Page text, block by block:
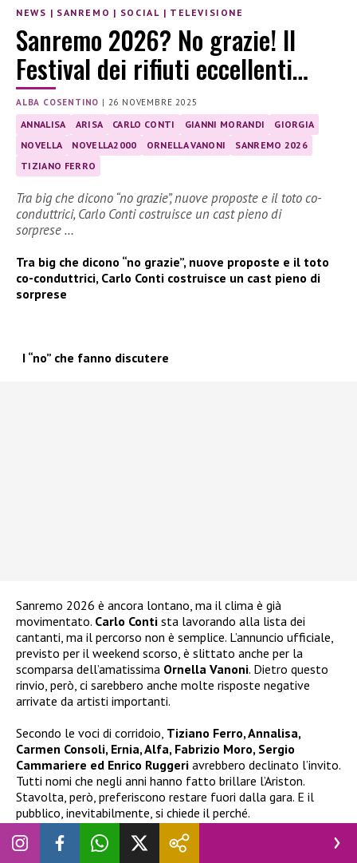
NEWS | SANREMO | SOCIAL | TELEVISIONE
Sanremo 2026? No grazie! Il
Festival dei rifiuti eccellenti…
ALBA COSENTINO | 26 NOVEMBRE 2025
ANNALISA ARISA CARLO CONTI GIANNI MORANDI
GIORGIA
NOVELLA
NOVELLA2000 ORNELLA VANONI
SANREMO 2026
TIZIANO FERRO
Tra big che dicono “no grazie”, nuove proposte e il toto co-
conduttrici, Carlo Conti costruisce un cast pieno di
sorprese …
Tra big che dicono “no grazie”, nuove proposte e il toto
co-conduttrici, Carlo Conti costruisce un cast pieno di
sorprese
I “no” che fanno discutere
Sanremo 2026 è ancora lontano, ma il clima è già
movimentato. Carlo Conti sta lavorando alla lista dei
cantanti, ma il percorso non è semplice. L’annuncio ufficiale,
previsto per il weekend scorso, è slittato anche per la
scomparsa dell’amatissima Ornella Vanoni. Dietro questo
rinvio, però, ci sarebbero anche molte risposte negative
arrivate da artisti importanti.
Secondo le voci di corridoio, Tiziano Ferro, Annalisa,
Carmen Consoli, Ernia, Alfa, Fabrizio Moro, Sergio
Cammariere ed Enrico Ruggeri avrebbero declinato l’invito.
Tutti nomi che negli anni hanno fatto brillare l’Ariston.
Stavolta, però, preferiscono restare fuori dalla gara. E il
pubblico, inevitabilmente, si chiede il perché.